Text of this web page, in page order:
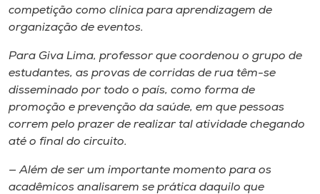
A-
competição como clínica para aprendizagem de
organização de eventos.
Para Giva Lima, professor que coordenou o grupo de
estudantes, as provas de corridas de rua têm-se
disseminado por todo o país, como forma de
promoção e prevenção da saúde, em que pessoas
correm pelo prazer de realizar tal atividade chegando
até o final do circuito.
— Além de ser um importante momento para os
acadêmicos analisarem se prática daquilo que